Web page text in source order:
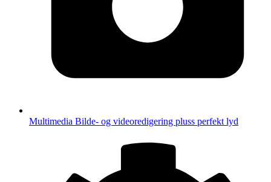
Multimedia Bilde- og videoredigering pluss perfekt lyd